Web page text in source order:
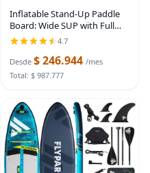
Inflatable Stand-Up Paddle
Board: Wide SUP with Full
Accessories, Anti-Slip EVA
Deck, Paddleboard for
Yoga/Surfing/Fishing &
More, for Youth &
4.7
Desde $ 246.944 /mes
Total: $ 987.777